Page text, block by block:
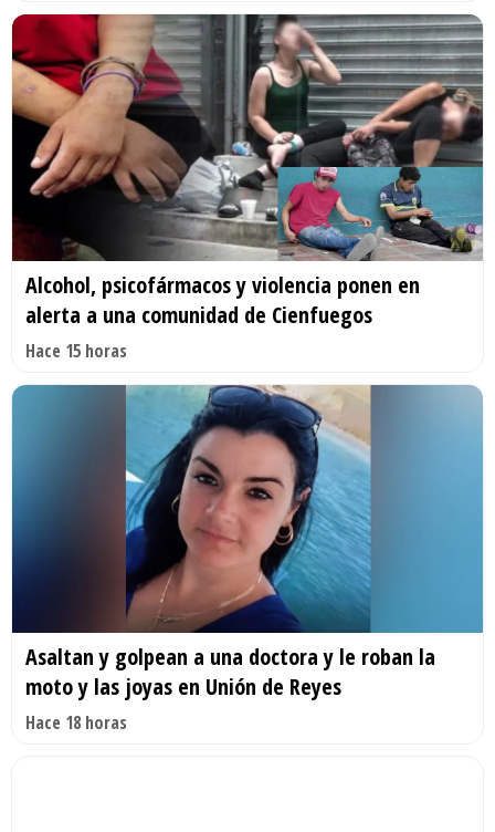
Alcohol, psicofármacos y violencia ponen en
alerta a una comunidad de Cienfuegos
Hace 15 horas
Asaltan y golpean a una doctora y le roban la
moto y las joyas en Unión de Reyes
Hace 18 horas